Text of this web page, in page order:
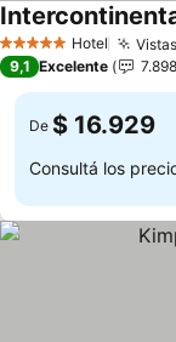
5 Estrellas Hotel
9,1 Excelente 7.898
De $ 16.929
Consultá los